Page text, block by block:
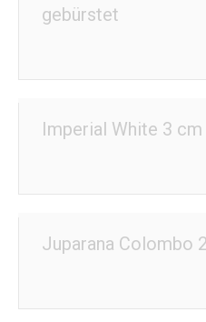
gebürstet
Imperial White 3
Juparana Colombo